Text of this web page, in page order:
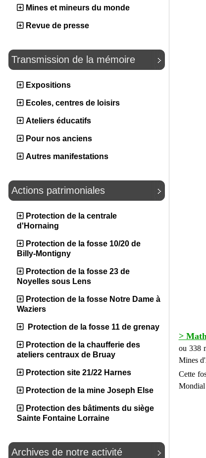
Mines et mineurs du monde
Revue de presse
Transmission de la mémoire
Expositions
Ecoles, centres de loisirs
Ateliers éducatifs
Pour nos anciens
Autres manifestations
Actions patrimoniales
Protection de la centrale
d'Hornaing
Protection de la fosse 10/20 de
Billy-Montigny
Protection de la fosse 23 de
Noyelles sous Lens
Protection de la fosse Notre Dame à
Waziers
Protection de la fosse 11 de grenay
Protection de la chaufferie des
ateliers centraux de Bruay
Protection site 21/22 Harnes
Protection de la mine Joseph Else
Protection des bâtiments du siège
Sainte Fontaine Lorraine
Archives de notre activité
>
ou 338
Mines
Cette
Mondial